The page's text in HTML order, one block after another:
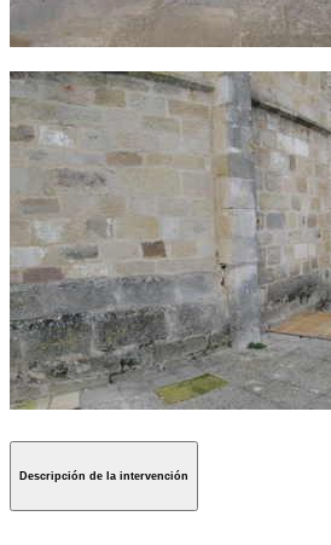
Descripción de la intervención